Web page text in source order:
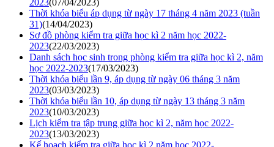
Thời khóa biểu áp dụng từ ngày 17 tháng 4 năm 2023 (tuần
31)(14/04/2023)
Sơ đồ phòng kiểm tra giữa học kì 2 năm học 2022-
2023(22/03/2023)
Danh sách học sinh trong phòng kiểm tra giữa học kì 2, năm
học 2022-2023(17/03/2023)
Thời khóa biểu lần 9, áp dụng từ ngày 06 tháng 3 năm
2023(03/03/2023)
Thời khóa biểu lần 10, áp dụng từ ngày 13 tháng 3 năm
2023(10/03/2023)
Lịch kiểm tra tập trung giữa học kì 2, năm học 2022-
2023(13/03/2023)
Kế hoạch kiểm tra giữa học kì 2 năm học 2022-